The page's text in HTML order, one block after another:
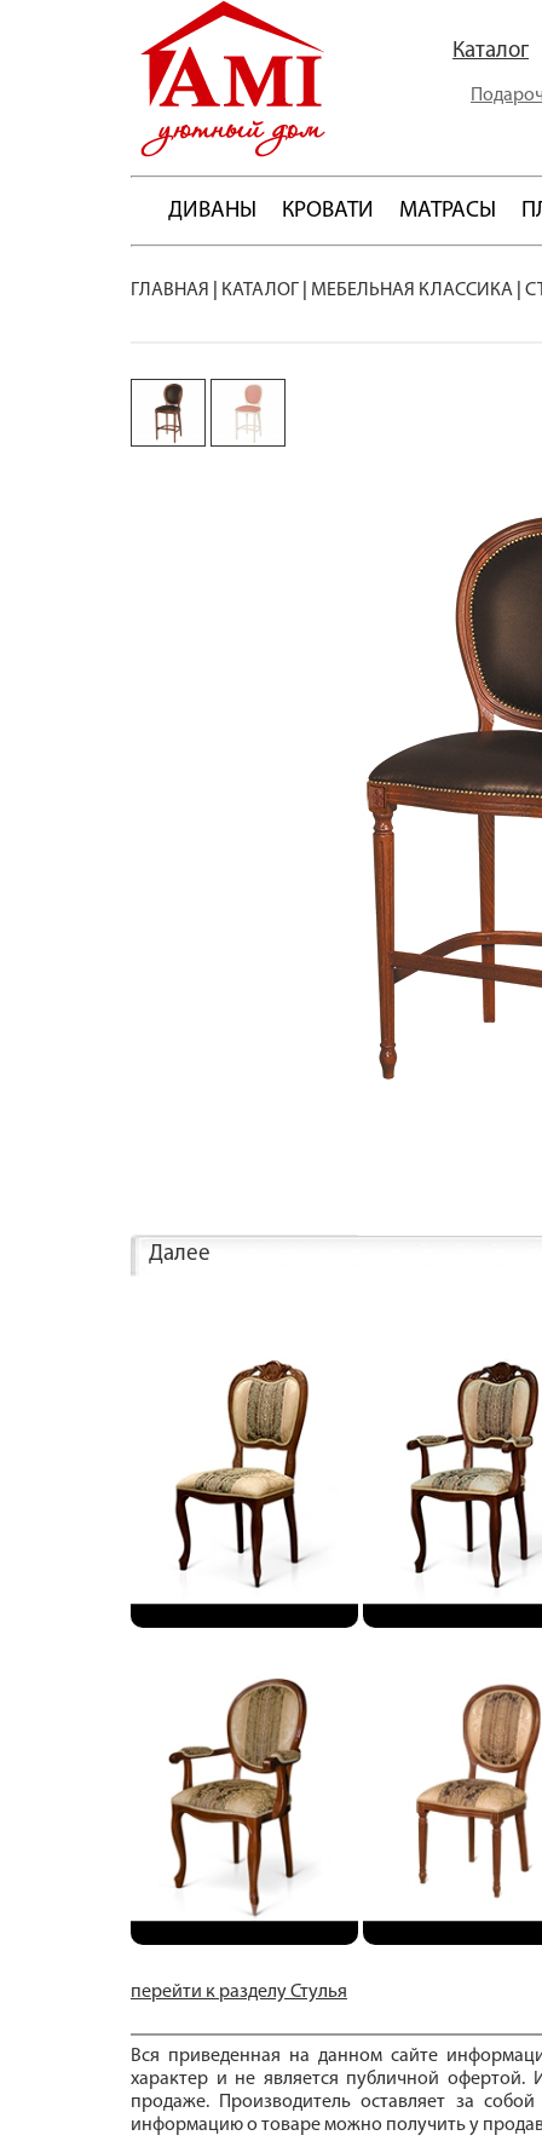
Каталог
ДИВАНЫ КРОВАТИ МАТРАСЫ
ГЛАВНАЯ КАТАЛОГ МЕБЕЛЬНАЯ КЛАССИКА
Далее
перейти к разделу Стулья
Вся приведенная на данном сайте
характер и не является публичной офертой.
продаже. Производитель оставляет за
информацию о товаре можно получить у